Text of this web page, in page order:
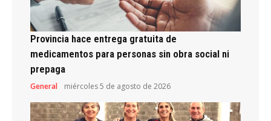
Provincia hace entrega gratuita de
medicamentos para personas sin obra social ni
prepaga
General miércoles 5 de agosto de 2026